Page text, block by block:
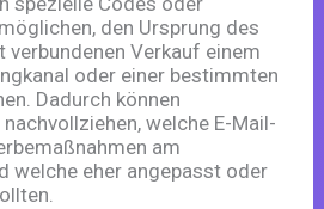
den Ursprung des
verbundenen Verkauf einem
oder einer bestimmten
Dadurch können
welche E-Mail-
am
welche eher angepasst oder